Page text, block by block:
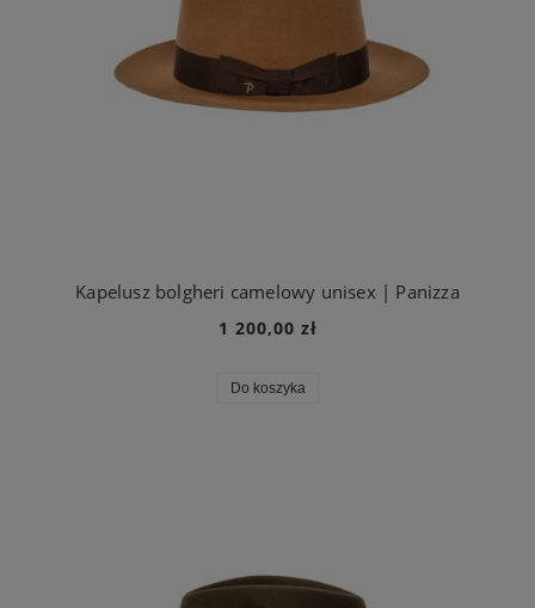
Kapelusz bolgheri camelowy unisex | Panizza
1 200,00 zł
Do koszyka